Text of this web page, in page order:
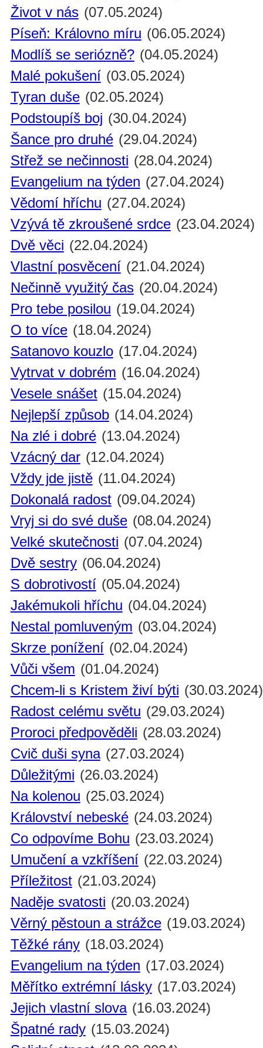
Život v nás (07.05.2024)
Píseň: Královno míru (06.05.2024)
Modlíš se seriózně? (04.05.2024)
Malé pokušení (03.05.2024)
Tyran duše (02.05.2024)
Podstoupíš boj (30.04.2024)
Šance pro druhé (29.04.2024)
Střež se nečinnosti (28.04.2024)
Evangelium na týden (27.04.2024)
Vědomí hříchu (27.04.2024)
Vzývá tě zkroušené srdce (23.04.2024)
Dvě věci (22.04.2024)
Vlastní posvěcení (21.04.2024)
Nečinně využitý čas (20.04.2024)
Pro tebe posilou (19.04.2024)
O to více (18.04.2024)
Satanovo kouzlo (17.04.2024)
Vytrvat v dobrém (16.04.2024)
Vesele snášet (15.04.2024)
Nejlepší způsob (14.04.2024)
Na zlé i dobré (13.04.2024)
Vzácný dar (12.04.2024)
Vždy jde jistě (11.04.2024)
Dokonalá radost (09.04.2024)
Vryj si do své duše (08.04.2024)
Velké skutečnosti (07.04.2024)
Dvě sestry (06.04.2024)
S dobrotivostí (05.04.2024)
Jakémukoli hříchu (04.04.2024)
Nestal pomluveným (03.04.2024)
Skrze ponížení (02.04.2024)
Vůči všem (01.04.2024)
Chcem-li s Kristem živí býti (30.03.2024)
Radost celému světu (29.03.2024)
Proroci předpověděli (28.03.2024)
Cvič duši syna (27.03.2024)
Důležitými (26.03.2024)
Na kolenou (25.03.2024)
Království nebeské (24.03.2024)
Co odpovíme Bohu (23.03.2024)
Umučení a vzkříšení (22.03.2024)
Příležitost (21.03.2024)
Naděje svatosti (20.03.2024)
Věrný pěstoun a strážce (19.03.2024)
Těžké rány (18.03.2024)
Evangelium na týden (17.03.2024)
Měřítko extrémní lásky (17.03.2024)
Jejich vlastní slova (16.03.2024)
Špatné rady (15.03.2024)